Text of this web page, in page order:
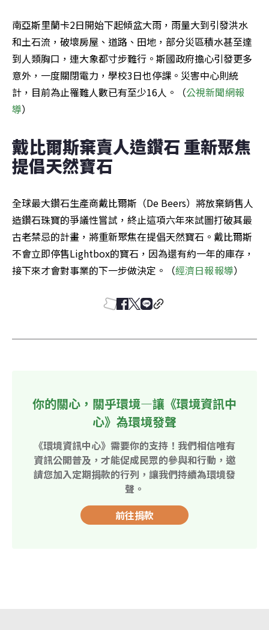
南亞斯里蘭卡2日開始下起傾盆大雨，雨量大到引發洪水
和土石流，破壞房屋、道路、田地，部分災區積水甚至達
到人類胸口，連大象都寸步難行。斯國政府擔心引發更多
意外，一度關閉電力，學校3日也停課。災害中心則統
計，目前為止罹難人數已有至少16人。（公視新聞網報
導）
戴比爾斯棄賣人造鑽石 重新聚焦
提倡天然寶石
全球最大鑽石生產商戴比爾斯（De Beers）將放棄銷售人
造鑽石珠寶的爭議性嘗試，終止這項六年來試圖打破其最
古老禁忌的計畫，將重新聚焦在提倡天然寶石。戴比爾斯
不會立即停售Lightbox的寶石，因為還有約一年的庫存，
接下來才會對事業的下一步做決定。（經濟日報報導）
你的關心，關乎環境—讓《環境資訊中
心》為環境發聲
《環境資訊中心》需要你的支持！我們相信唯有
資訊公開普及，才能促成民眾的參與和行動，邀
請您加入定期捐款的行列，讓我們持續為環境發
聲。
前往捐款